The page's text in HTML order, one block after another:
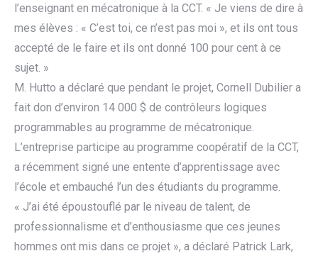
l’enseignant en mécatronique à la CCT. « Je viens de dire à
mes élèves : « C’est toi, ce n’est pas moi », et ils ont tous
accepté de le faire et ils ont donné 100 pour cent à ce
sujet. »
M. Hutto a déclaré que pendant le projet, Cornell Dubilier a
fait don d’environ 14 000 $ de contrôleurs logiques
programmables au programme de mécatronique.
L’entreprise participe au programme coopératif de la CCT,
a récemment signé une entente d’apprentissage avec
l’école et embauché l’un des étudiants du programme.
« J’ai été époustouflé par le niveau de talent, de
professionnalisme et d’enthousiasme que ces jeunes
hommes ont mis dans ce projet », a déclaré Patrick Lark,